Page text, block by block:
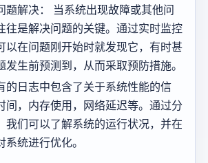
题解决： 当系统出现故障或其他问
往是解决问题的关键。通过实时监控
以在问题刚开始时就发现它，有时甚
生前预测到，从而采取预防措施。
的日志中包含了关于系统性能的信
间，内存使用，网络延迟等。通过分
我们可以了解系统的运行状况，并在
统进行优化。